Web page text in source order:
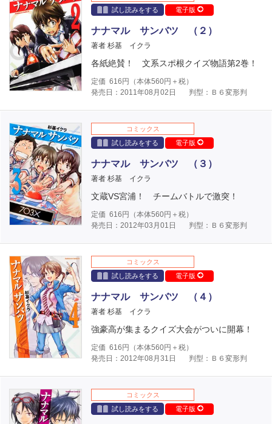
試し読みをする
電子版
ナナマル サンバツ （２）
著者 杉基 イクラ
各紙絶賛！ 文系スポ根クイズ物語第2巻！
定価 616 円（本体560円＋税）
発売日：2011年08月02日
判型：Ｂ６変形判
コミックス
試し読みをする
電子版
ナナマル サンバツ （３）
著者 杉基 イクラ
文蔵VS宮浦！ チームバトルで激突！
定価 616 円（本体560円＋税）
発売日：2012年03月01日
判型：Ｂ６変形判
コミックス
試し読みをする
電子版
ナナマル サンバツ （４）
著者 杉基 イクラ
強豪高が集まるクイズ大会がついに開幕！
定価 616 円（本体560円＋税）
発売日：2012年08月31日
判型：Ｂ６変形判
コミックス
試し読みをする
電子版